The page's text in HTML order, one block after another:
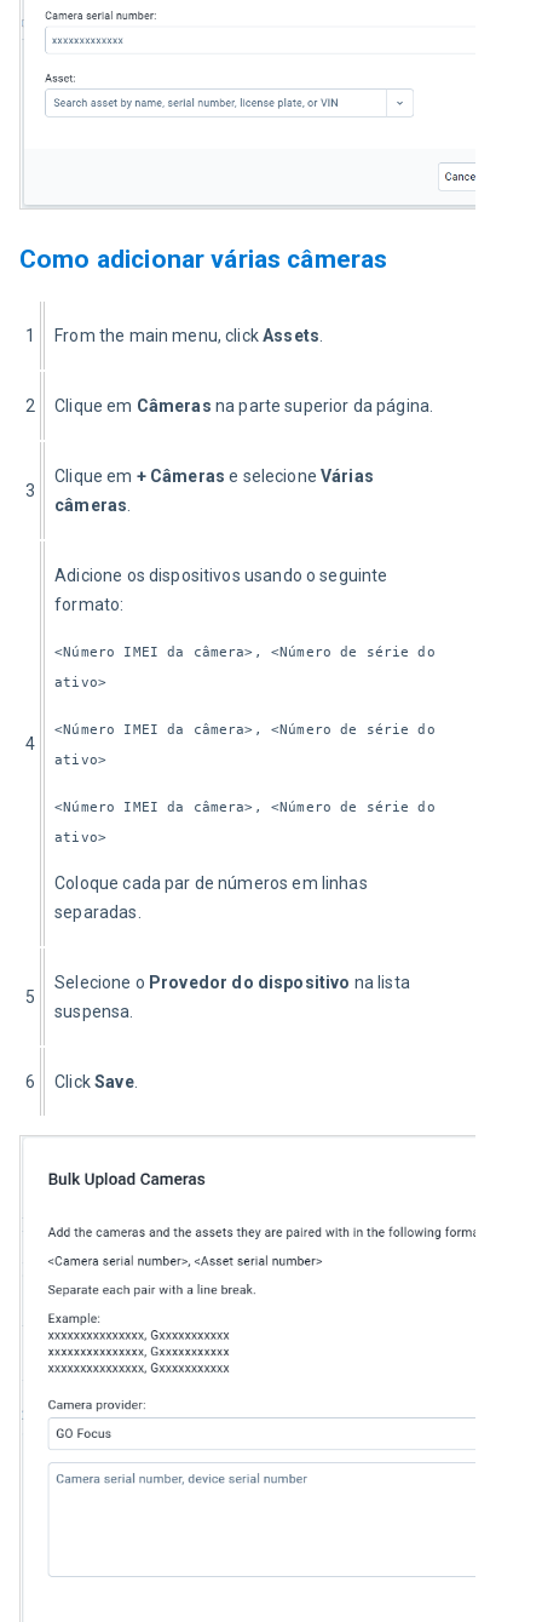
Como adicionar várias câmeras
1 From the main menu, click Assets.
2 Clique em Câmeras na parte superior da página.
3
Clique em + Câmeras e selecione Várias
câmeras.
4
Adicione os dispositivos usando o seguinte
formato:
<Número IMEI da câmera>, <Número de série do
ativo>
<Número IMEI da câmera>, <Número de série do
ativo>
<Número IMEI da câmera>, <Número de série do
ativo>
Coloque cada par de números em linhas
separadas.
5
Selecione o Provedor do dispositivo na lista
suspensa.
6 Click Save.